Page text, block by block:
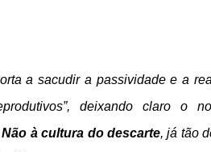
a sacudir a passividade e a
deixando claro o
Não à cultura do descarte, já tão